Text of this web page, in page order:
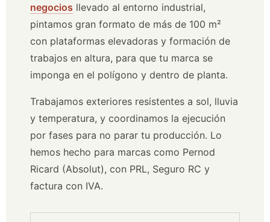
negocios llevado al entorno industrial,
pintamos gran formato de más de 100 m²
con plataformas elevadoras y formación de
trabajos en altura, para que tu marca se
imponga en el polígono y dentro de planta.
Trabajamos exteriores resistentes a sol, lluvia
y temperatura, y coordinamos la ejecución
por fases para no parar tu producción. Lo
hemos hecho para marcas como Pernod
Ricard (Absolut), con PRL, Seguro RC y
factura con IVA.